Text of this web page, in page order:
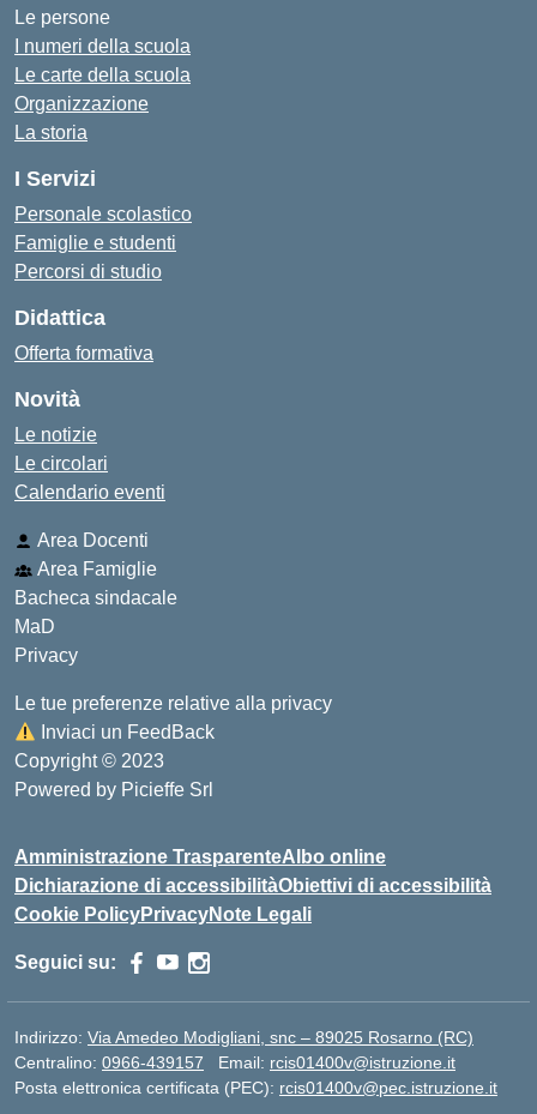
Le persone
I numeri della scuola
Le carte della scuola
Organizzazione
La storia
I Servizi
Personale scolastico
Famiglie e studenti
Percorsi di studio
Didattica
Offerta formativa
Novità
Le notizie
Le circolari
Calendario eventi
Area Docenti
Area Famiglie
Bacheca sindacale
MaD
Privacy
Le tue preferenze relative alla privacy
Inviaci un FeedBack
Copyright © 2023
Powered by Picieffe Srl
Amministrazione TrasparenteAlbo online
Dichiarazione di accessibilitàObiettivi di accessibilità
Cookie PolicyPrivacyNote Legali
Seguici su:
Indirizzo: Via Amedeo Modigliani, snc – 89025 Rosarno (RC)
Centralino: 0966-439157 Email: rcis01400v@istruzione.it
Posta elettronica certificata (PEC): rcis01400v@pec.istruzione.it